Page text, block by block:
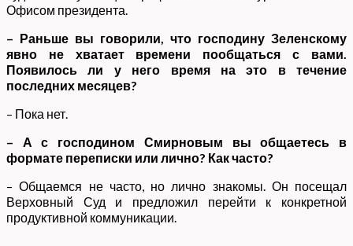
Офисом президента.
– Раньше вы говорили, что господину Зеленскому
явно не хватает времени пообщаться с вами.
Появилось ли у него время на это в течение
последних месяцев?
– Пока нет.
– А с господином Смирновым вы общаетесь в
формате переписки или лично? Как часто?
– Общаемся не часто, но лично знакомы. Он посещал
Верховный Суд и предложил перейти к конкретной
продуктивной коммуникации.